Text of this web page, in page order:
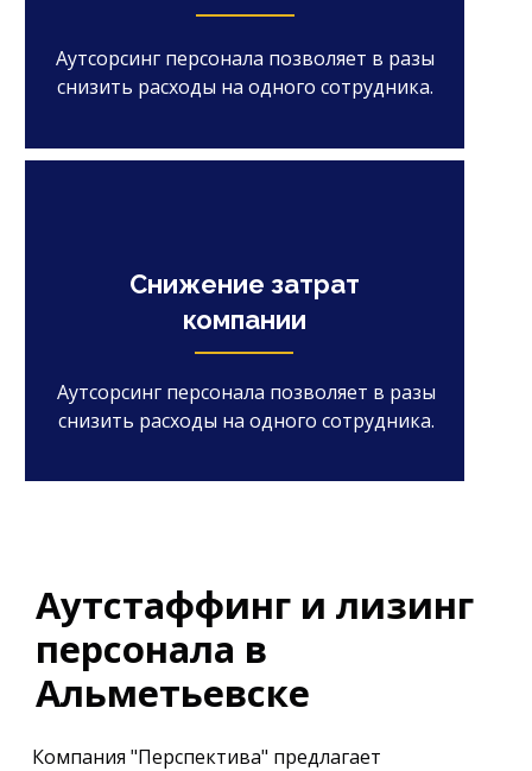
Снижение затрат
компании
Аутсорсинг персонала позволяет в разы
снизить расходы на одного сотрудника.
Аутсорсинг персонала позволяет в разы
снизить расходы на одного сотрудника.
Компания "Перспектива" предлагает
Аутстаффинг и лизинг
персонала в
Альметьевске